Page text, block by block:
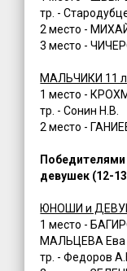
тр. -
2 место -
3 место -
МАЛЬЧИКИ 11
1 место -
тр. - Сонин Н.В.
2 место -
девушек (12-
ЮНОШИ и
1 место -
МАЛЬЦЕВА Ева
тр. - Федоров